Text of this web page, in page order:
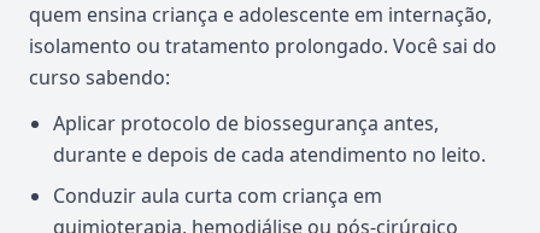
quem ensina criança e adolescente em internação,
isolamento ou tratamento prolongado. Você sai do
curso sabendo:
Aplicar protocolo de biossegurança antes,
durante e depois de cada atendimento no leito.
Conduzir aula curta com criança em
quimioterapia, hemodiálise ou pós-cirúrgico